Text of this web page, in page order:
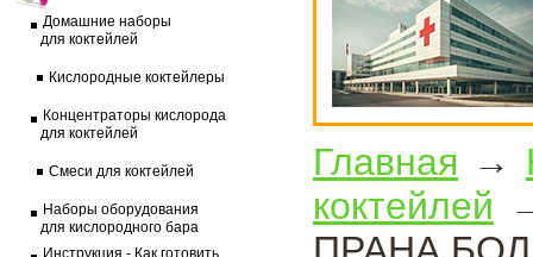
Домашние наборы
для коктейлей
Кислородные коктейлеры
Концентраторы кислорода
для коктейлей
Смеси для коктейлей
Наборы оборудования
для кислородного бара
Инструкция - Как готовить
Главная →
коктейлей